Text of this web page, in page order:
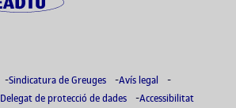
Sindicatura de Greuges
Avís legal
Delegat de protecció de dades Accessibilitat